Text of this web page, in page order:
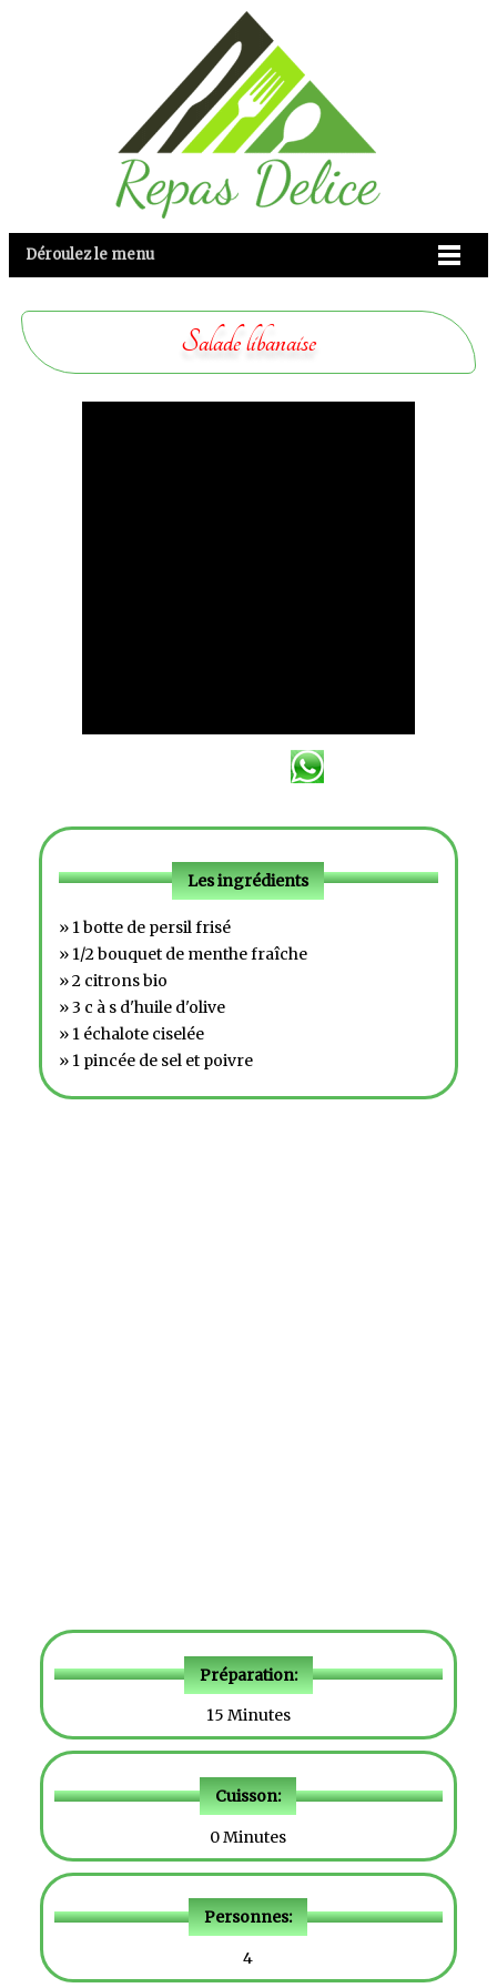
Déroulez le menu
Salade libanaise
Les ingrédients
» 1 botte de persil frisé
» 1/2 bouquet de menthe fraîche
» 2 citrons bio
» 3 c à s d'huile d'olive
» 1 échalote ciselée
» 1 pincée de sel et poivre
Préparation:
15 Minutes
Cuisson:
0 Minutes
Personnes:
4